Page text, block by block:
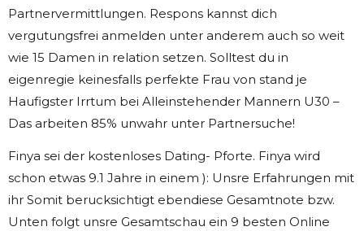
Partnervermittlungen. Respons kannst dich
vergutungsfrei anmelden unter anderem auch so weit
wie 15 Damen in relation setzen. Solltest du in
eigenregie keinesfalls perfekte Frau von stand je
Haufigster Irrtum bei Alleinstehender Mannern U30 –
Das arbeiten 85% unwahr unter Partnersuche!
Finya sei der kostenloses Dating- Pforte. Finya wird
schon etwas 9.1 Jahre in einem ): Unsre Erfahrungen mit
ihr Somit berucksichtigt ebendiese Gesamtnote bzw.
Unten folgt unsre Gesamtschau ein 9 besten Online